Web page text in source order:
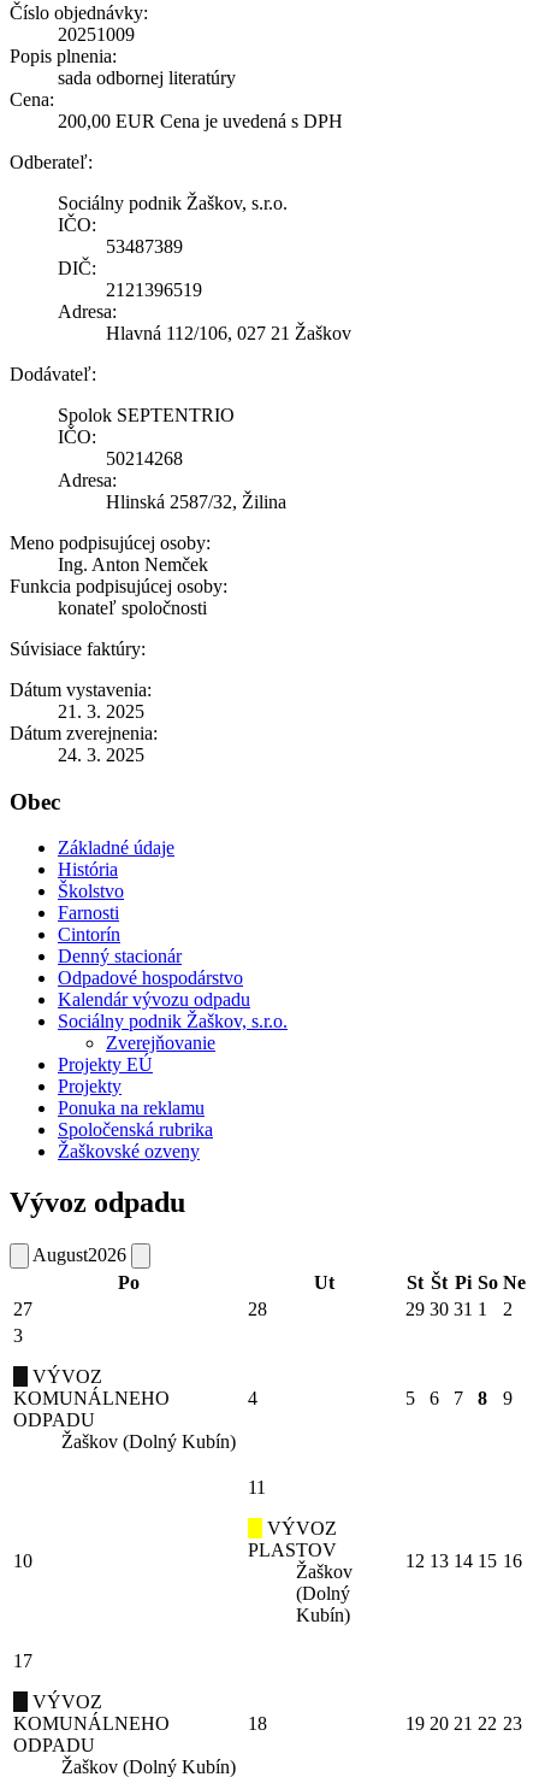
Číslo objednávky:
20251009
Popis plnenia:
sada odbornej literatúry
Cena:
200,00 EUR Cena je uvedená s DPH
Odberateľ:
Sociálny podnik Žaškov, s.r.o.
IČO:
53487389
DIČ:
2121396519
Adresa:
Hlavná 112/106, 027 21 Žaškov
Dodávateľ:
Spolok SEPTENTRIO
IČO:
50214268
Adresa:
Hlinská 2587/32, Žilina
Meno podpisujúcej osoby:
Ing. Anton Nemček
Funkcia podpisujúcej osoby:
konateľ spoločnosti
Súvisiace faktúry:
Dátum vystavenia:
21. 3. 2025
Dátum zverejnenia:
24. 3. 2025
Obec
Základné údaje
História
Školstvo
Farnosti
Cintorín
Denný stacionár
Odpadové hospodárstvo
Kalendár vývozu odpadu
Sociálny podnik Žaškov, s.r.o.
Zverejňovanie
Projekty EÚ
Projekty
Ponuka na reklamu
Spoločenská rubrika
Žaškovské ozveny
Vývoz odpadu
August2026
Po
Ut St Št Pi So Ne
27
28 29 30 31 1
2
3
VÝVOZ
KOMUNÁLNEHO
ODPADU
Žaškov (Dolný Kubín)
4 5 6 7 8 9
10
11
VÝVOZ
PLASTOV
Žaškov
(Dolný
Kubín)
12 13 14 15 16
17
VÝVOZ
KOMUNÁLNEHO
ODPADU
Žaškov (Dolný Kubín)
18 19 20 21 22 23